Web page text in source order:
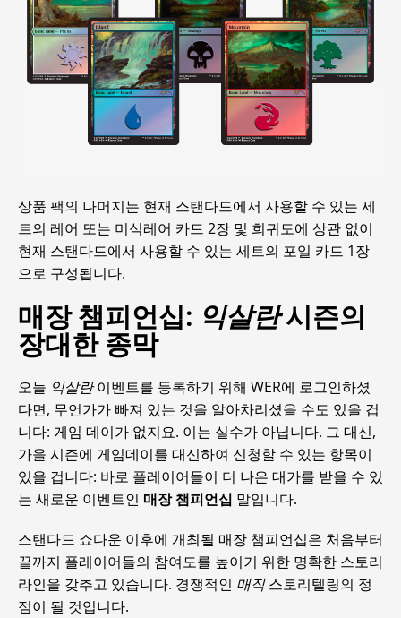
상품 팩의 나머지는 현재 스탠다드에서 사용할 수 있는 세
트의 레어 또는 미식레어 카드 2장 및 희귀도에 상관 없이
현재 스탠다드에서 사용할 수 있는 세트의 포일 카드 1장
으로 구성됩니다.
매장 챔피언십: 익살란시즌의
장대한 종막
오늘 익살란이벤트를 등록하기 위해 WER에 로그인하셨
다면, 무언가가 빠져 있는 것을 알아차리셨을 수도 있을 겁
니다: 게임 데이가 없지요. 이는 실수가 아닙니다. 그 대신,
가을 시즌에 게임데이를 대신하여 신청할 수 있는 항목이
있을 겁니다: 바로 플레이어들이 더 나은 대가를 받을 수 있
는 새로운 이벤트인 매장 챔피언십 말입니다.
스탠다드 쇼다운 이후에 개최될 매장 챔피언십은 처음부터
끝까지 플레이어들의 참여도를 높이기 위한 명확한 스토리
라인을 갖추고 있습니다. 경쟁적인 매직스토리텔링의 정
점이 될 것입니다.